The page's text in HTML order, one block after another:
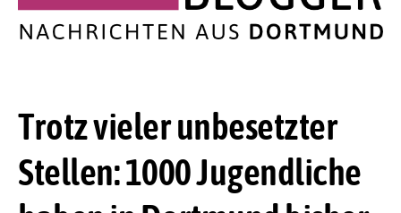
Trotz vieler unbesetzter
Stellen: 1000 Jugendliche